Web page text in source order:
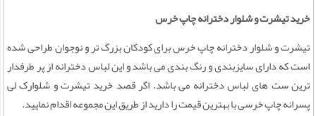
خرید تیشرت و شلوار دخترانه چاپ خرس
تیشرت و شلوار دخترانه چاپ خرس برای کودکان بزرگ تر و نوجوان طراحی شده
است که دارای سایزبندی و رنگ بندی می باشد و این لباس دخترانه از پر طرفدار
ترین ست های لباس دخترانه می باشد. اگر قصد خرید تیشرت و شلوارک لی
پسرانه چاپ خرسی با بهترین قیمت را دارید از طریق این مجموعه اقدام نمایید.